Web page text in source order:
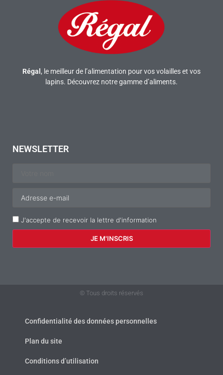
Régal , le meilleur de l’alimentation pour vos volailles et vos
lapins. Découvrez notre gamme d’aliments.
NEWSLETTER
J'accepte de recevoir la lettre d'information
© Tous droits réservés
Confidentialité des données personnelles
Plan du site
Conditions d’utilisation